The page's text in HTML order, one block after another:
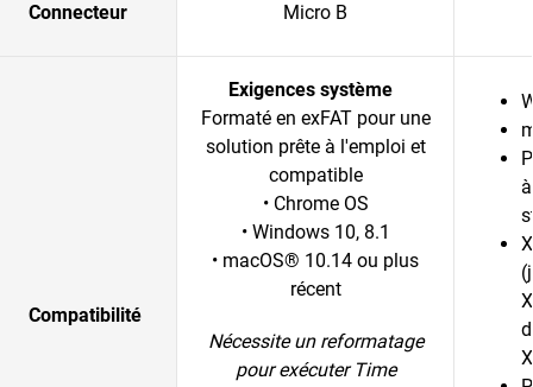
Connecteur Micro B
Compatibilité
Exigences système
Formaté en exFAT pour une
solution prête à l'emploi et
compatible
• Chrome OS
• Windows 10, 8.1
• macOS® 10.14 ou plus
récent
Nécessite un reformatage
pour exécuter Time